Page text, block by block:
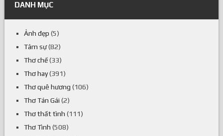
DANH MỤC
Ảnh đẹp (5)
Tâm sự(82)
Thơ chế(33)
Thơ hay(391)
Thơ quê hương (106)
Thơ Tán Gái (2)
Thơ thất tình (111)
Thơ Tình (508)